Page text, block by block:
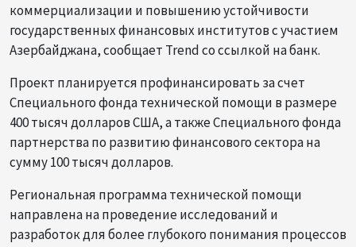
коммерциализации и повышению устойчивости
государственных финансовых институтов с участием
Азербайджана, сообщает Trend со ссылкой на банк.
Проект планируется профинансировать за счет
Специального фонда технической помощи в размере
400 тысяч долларов США, а также Специального фонда
партнерства по развитию финансового сектора на
сумму 100 тысяч долларов.
Региональная программа технической помощи
направлена на проведение исследований и
разработок для более глубокого понимания процессов